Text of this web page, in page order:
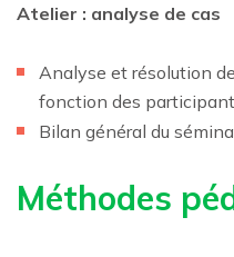
Atelier : analyse de cas
Analyse et résolution
fonction des
Bilan général du
Méthodes